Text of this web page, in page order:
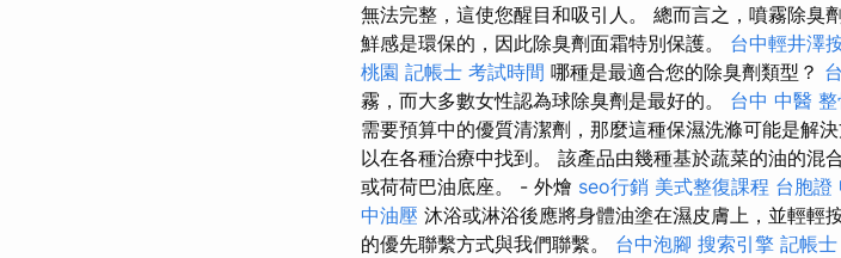
無法完整，這使您醒目和吸引人。 總而言之，噴霧除臭
鮮感是環保的，因此除臭劑面霜特別保護。 台中輕井澤
桃園 記帳士 考試時間 哪種是最適合您的除臭劑類型？
霧，而大多數女性認為球除臭劑是最好的。 台中 中醫 整
需要預算中的優質清潔劑，那麼這種保濕洗滌可能是解
以在各種治療中找到。 該產品由幾種基於蔬菜的油的混
或荷荷巴油底座。 - 外燴 seo行銷 美式整復課程 台胞證
中油壓 沐浴或淋浴後應將身體油塗在濕皮膚上，並輕輕
的優先聯繫方式與我們聯繫。 台中泡腳 搜索引擎 記帳